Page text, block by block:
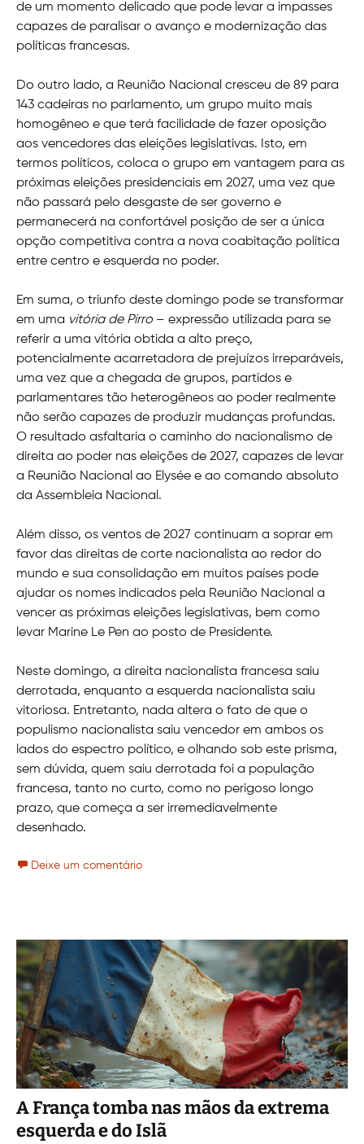
de um momento delicado que pode levar a impasses
capazes de paralisar o avanço e modernização das
políticas francesas.
Do outro lado, a Reunião Nacional cresceu de 89 para
143 cadeiras no parlamento, um grupo muito mais
homogêneo e que terá facilidade de fazer oposição
aos vencedores das eleições legislativas. Isto, em
termos políticos, coloca o grupo em vantagem para as
próximas eleições presidenciais em 2027, uma vez que
não passará pelo desgaste de ser governo e
permanecerá na confortável posição de ser a única
opção competitiva contra a nova coabitação política
entre centro e esquerda no poder.
Em suma, o triunfo deste domingo pode se transformar
em uma vitória de Pirro– expressão utilizada para se
referir a uma vitória obtida a alto preço,
potencialmente acarretadora de prejuízos irreparáveis,
uma vez que a chegada de grupos, partidos e
parlamentares tão heterogêneos ao poder realmente
não serão capazes de produzir mudanças profundas.
O resultado asfaltaria o caminho do nacionalismo de
direita ao poder nas eleições de 2027, capazes de levar
a Reunião Nacional ao Elysée e ao comando absoluto
da Assembleia Nacional.
Além disso, os ventos de 2027 continuam a soprar em
favor das direitas de corte nacionalista ao redor do
mundo e sua consolidação em muitos países pode
ajudar os nomes indicados pela Reunião Nacional a
vencer as próximas eleições legislativas, bem como
levar Marine Le Pen ao posto de Presidente.
Neste domingo, a direita nacionalista francesa saiu
derrotada, enquanto a esquerda nacionalista saiu
vitoriosa. Entretanto, nada altera o fato de que o
populismo nacionalista saiu vencedor em ambos os
lados do espectro político, e olhando sob este prisma,
sem dúvida, quem saiu derrotada foi a população
francesa, tanto no curto, como no perigoso longo
prazo, que começa a ser irremediavelmente
desenhado.
Deixe um comentário
A França tomba nas mãos da extrema
esquerda e do Islã